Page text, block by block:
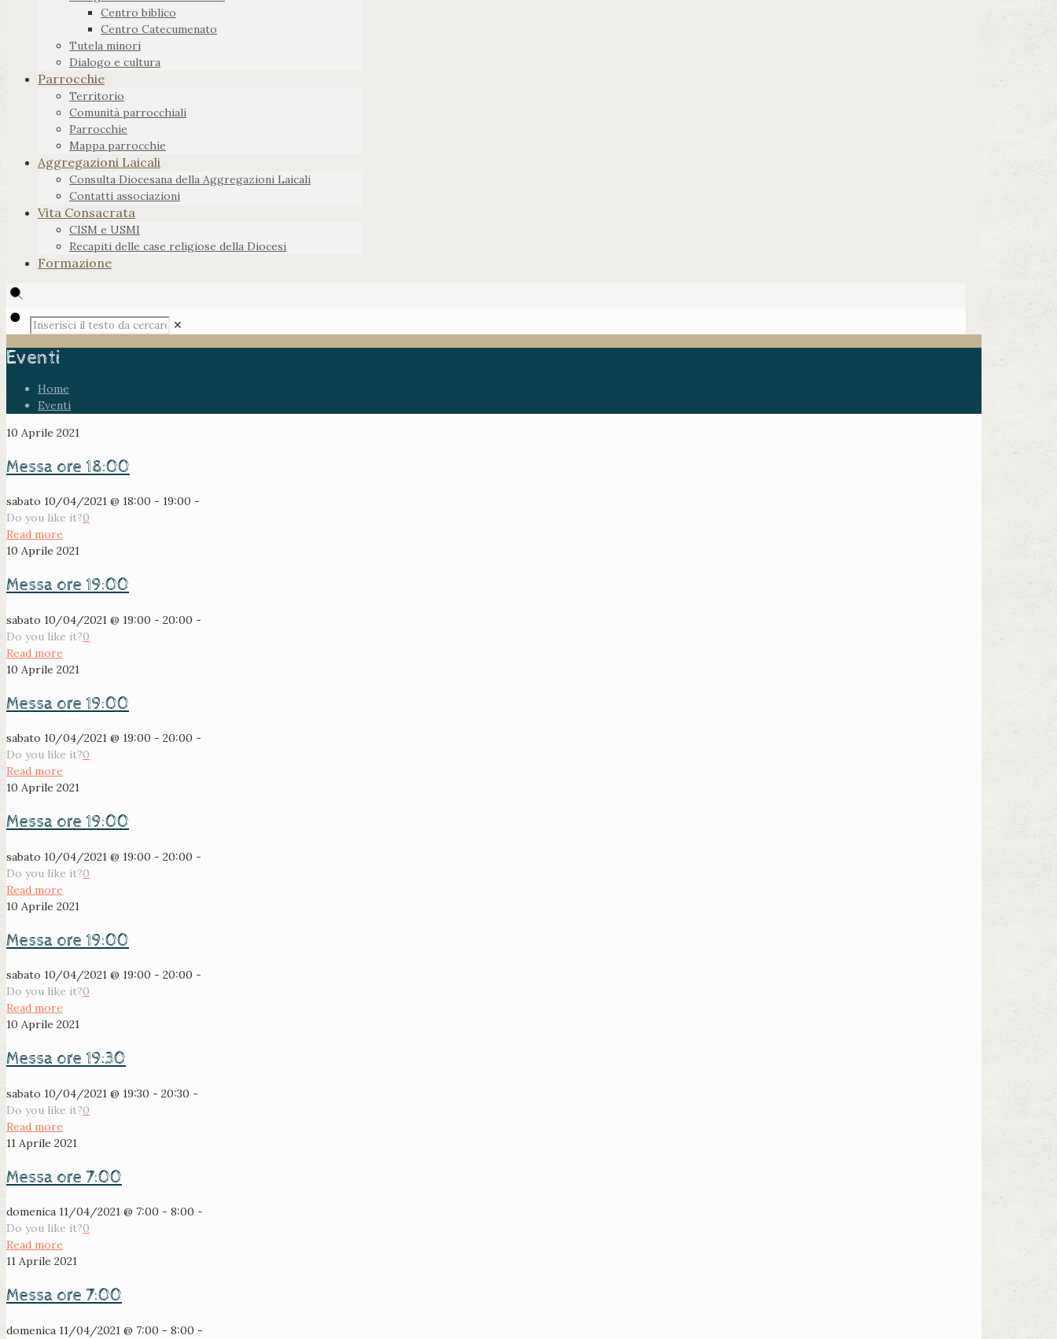
Centro biblico
Centro Catecumenato
Tutela minori
Dialogo e cultura
Parrocchie
Territorio
Comunità parrocchiali
Parrocchie
Mappa parrocchie
Aggregazioni Laicali
Consulta Diocesana della Aggregazioni Laicali
Contatti associazioni
Vita Consacrata
CISM e USMI
Recapiti delle case religiose della Diocesi
Formazione
✕
Eventi
Home
Eventi
10 Aprile 2021
Messa ore 18:00
sabato 10/04/2021 @ 18:00 - 19:00 -
Do you like it?0
Read more
10 Aprile 2021
Messa ore 19:00
sabato 10/04/2021 @ 19:00 - 20:00 -
Do you like it?0
Read more
10 Aprile 2021
Messa ore 19:00
sabato 10/04/2021 @ 19:00 - 20:00 -
Do you like it?0
Read more
10 Aprile 2021
Messa ore 19:00
sabato 10/04/2021 @ 19:00 - 20:00 -
Do you like it?0
Read more
10 Aprile 2021
Messa ore 19:00
sabato 10/04/2021 @ 19:00 - 20:00 -
Do you like it?0
Read more
10 Aprile 2021
Messa ore 19:30
sabato 10/04/2021 @ 19:30 - 20:30 -
Do you like it?0
Read more
11 Aprile 2021
Messa ore 7:00
domenica 11/04/2021 @ 7:00 - 8:00 -
Do you like it?0
Read more
11 Aprile 2021
Messa ore 7:00
domenica 11/04/2021 @ 7:00 - 8:00 -